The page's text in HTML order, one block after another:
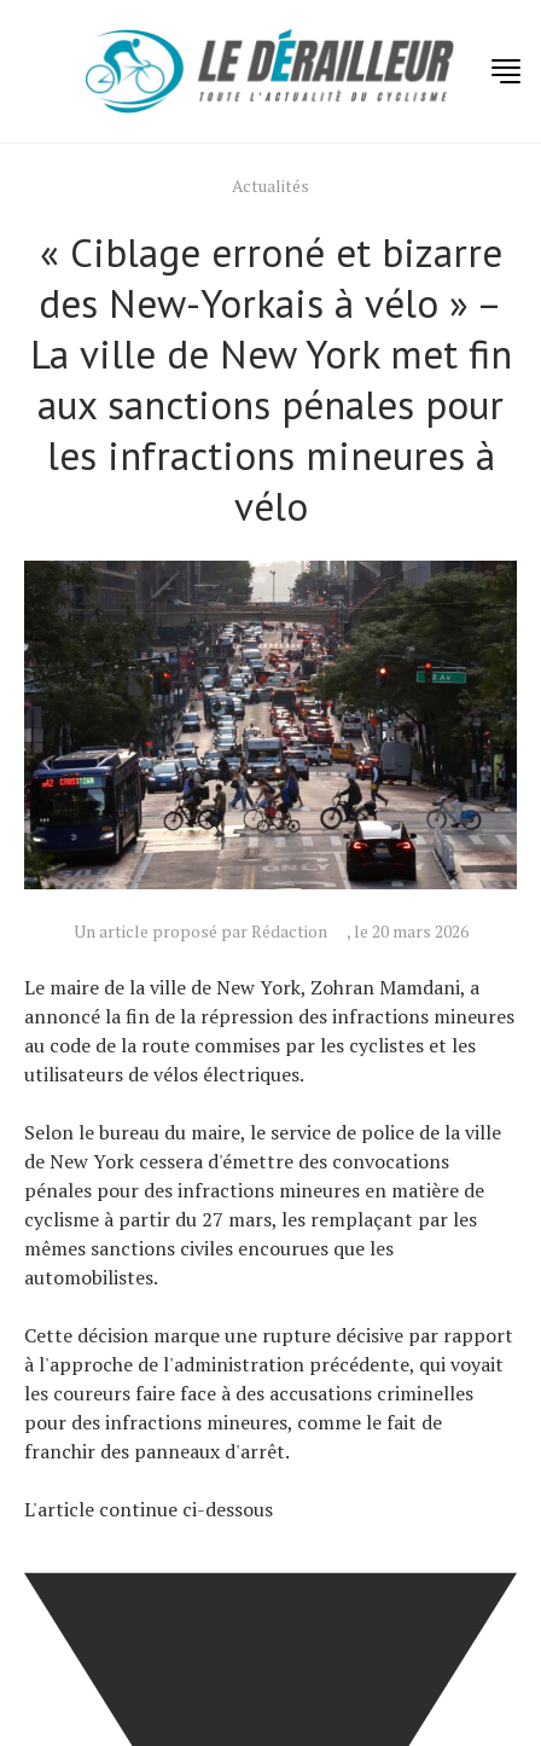
Actualités
« Ciblage erroné et bizarre
des New-Yorkais à vélo » –
La ville de New York met fin
aux sanctions pénales pour
les infractions mineures à
vélo
Un article proposé par Rédaction , le 20 mars 2026
Le maire de la ville de New York, Zohran Mamdani, a
annoncé la fin de la répression des infractions mineures
au code de la route commises par les cyclistes et les
utilisateurs de vélos électriques.
Selon le bureau du maire, le service de police de la ville
de New York cessera d'émettre des convocations
pénales pour des infractions mineures en matière de
cyclisme à partir du 27 mars, les remplaçant par les
mêmes sanctions civiles encourues que les
automobilistes.
Cette décision marque une rupture décisive par rapport
à l'approche de l'administration précédente, qui voyait
les coureurs faire face à des accusations criminelles
pour des infractions mineures, comme le fait de
franchir des panneaux d'arrêt.
L'article continue ci-dessous
Actualités
Tests de produits
Tendances
Tous nos articles
À propos